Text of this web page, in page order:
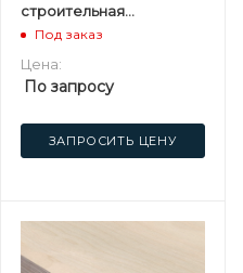
строительная
нешлифованная
Под заказ
Цена:
По запросу
ЗАПРОСИТЬ ЦЕНУ